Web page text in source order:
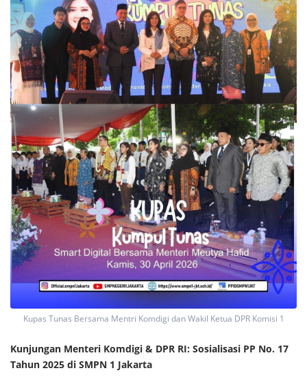
Kupas Tunas Bersama Mentri Komdigi dan Wakil Ketua DPR Komisi 1
Kunjungan Menteri Komdigi & DPR RI: Sosialisasi PP No. 17
Tahun 2025 di SMPN 1 Jakarta